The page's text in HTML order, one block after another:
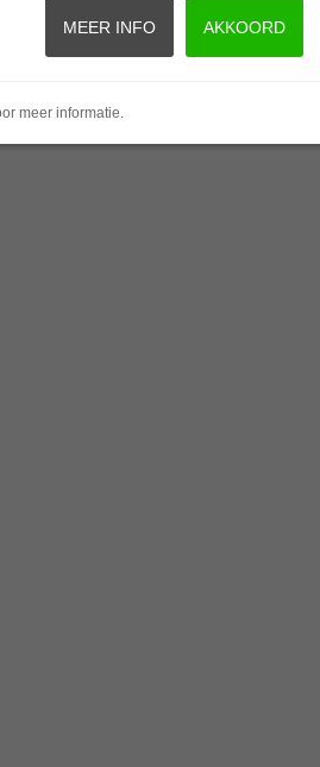
AKKOORD
MEER INFO
meer informatie.